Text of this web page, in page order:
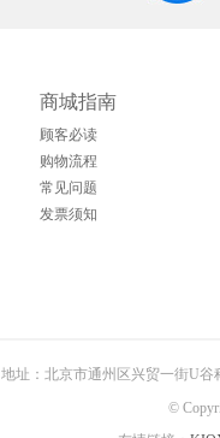
商城指南
顾客必读
购物流程
常见问题
发票须知
地址：北京市通州区兴贸一街U
©